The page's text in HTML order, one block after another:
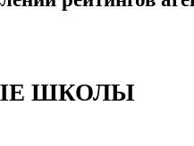
ШКОЛЫ